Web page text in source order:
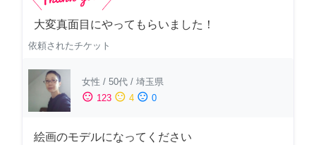
大変真面目にやってもらいました！
依頼されたチケット
女性 / 50代 / 埼玉県
sentiment_satisfied 123 sentiment_neutral 4 sentiment_dissatisfied 0
絵画のモデルになってください